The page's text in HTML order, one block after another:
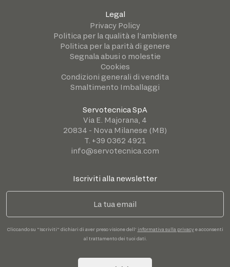
Legal
Privacy Policy
Politica per la qualità e l’ambiente
Politica per la parità di genere
Segnala abusi o molestie
Cookies
Condizioni generali di vendita
Smaltimento Imballaggi
Servotecnica SpA
Via E. Majorana, 4
20834 - Nova Milanese (MB)
T. +39 0362 4921
info@servotecnica.com
Iscriviti alla newsletter
Cliccando su "Iscriviti" dichiari di aver preso visione dell' informativa sulla privacye acconsenti
al trattamento dei tuoi dati.